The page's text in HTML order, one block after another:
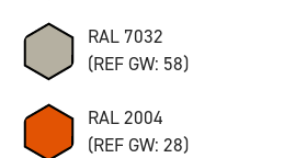
RAL 7032
(REF GW: 58)
RAL 2004
(REF GW: 28)